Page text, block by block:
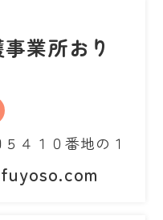
業所おり
４１０番地の１